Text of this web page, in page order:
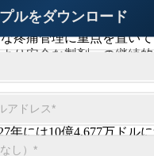
ルをダウンロード
って需要が支えられ
痛管理に重点を置い
安全な製剤への継続
には10億4,677万ド